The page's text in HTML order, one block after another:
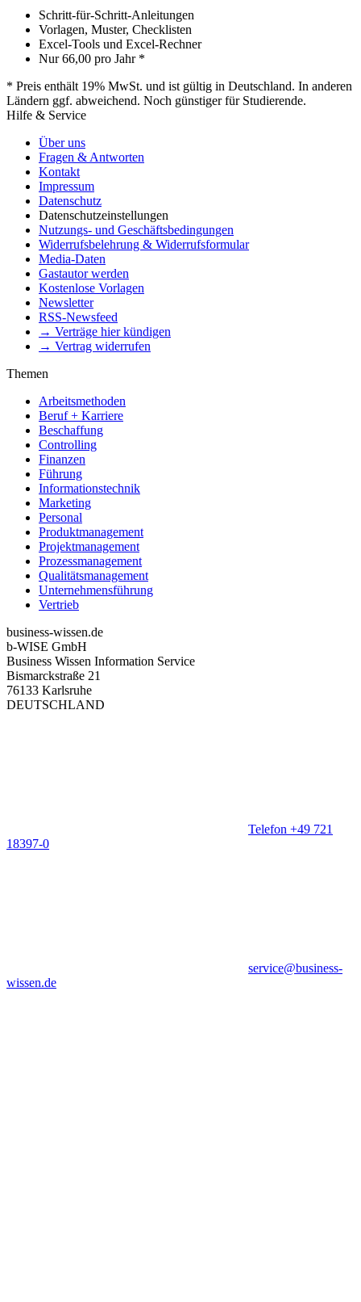
Schritt-für-Schritt-Anleitungen
Vorlagen, Muster, Checklisten
Excel-Tools und Excel-Rechner
Nur66,00 pro Jahr *
* Preis enthält 19% MwSt. und ist gültig in Deutschland. In anderen
Ländern ggf. abweichend. Noch günstiger für Studierende.
Hilfe & Service
Über uns
Fragen & Antworten
Kontakt
Impressum
Datenschutz
Datenschutzeinstellungen
Nutzungs- und Geschäftsbedingungen
Widerrufsbelehrung & Widerrufsformular
Media-Daten
Gastautor werden
Kostenlose Vorlagen
Newsletter
RSS-Newsfeed
→ Verträge hier kündigen
→ Vertrag widerrufen
Themen
Arbeitsmethoden
Beruf + Karriere
Beschaffung
Controlling
Finanzen
Führung
Informationstechnik
Marketing
Personal
Produktmanagement
Projektmanagement
Prozessmanagement
Qualitätsmanagement
Unternehmensführung
Vertrieb
business-wissen.de
b-WISE GmbH
Business Wissen Information Service
Bismarckstraße 21
76133 Karlsruhe
DEUTSCHLAND
Telefon +49 721
18397-0
service@business-
wissen.de